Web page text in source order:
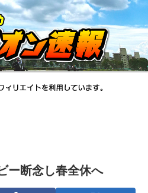
ー断念し春全休へ